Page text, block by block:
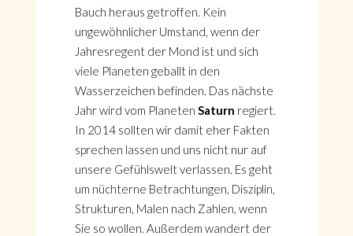
Bauch heraus getroffen. Kein
ungewöhnlicher Umstand, wenn der
Jahresregent der Mond ist und sich
viele Planeten geballt in den
Wasserzeichen befinden. Das nächste
Jahr wird vom Planeten Saturn regiert.
In 2014 sollten wir damit eher Fakten
sprechen lassen und uns nicht nur auf
unsere Gefühlswelt verlassen. Es geht
um nüchterne Betrachtungen, Disziplin,
Strukturen, Malen nach Zahlen, wenn
Sie so wollen. Außerdem wandert der